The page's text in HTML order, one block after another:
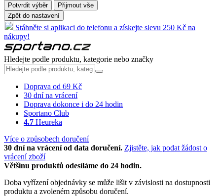
Potvrdit výběr
Přijmout vše
Zpět do nastavení
Stáhněte si aplikaci do telefonu a získejte slevu 250 Kč na
nákupy!
Hledejte podle produktu, kategorie nebo značky
Doprava od 69 Kč
30 dní na vrácení
Doprava dokonce i do 24 hodin
Sportano Club
4.7 Heureka
Více o způsobech doručení
30 dní na vrácení od data doručení. Zjistěte, jak podat žádost o
vrácení zboží
Většinu produktů odesíláme do 24 hodin.
Doba vyřízení objednávky se může lišit v závislosti na dostupnosti
produktu a zvoleném způsobu doručení.